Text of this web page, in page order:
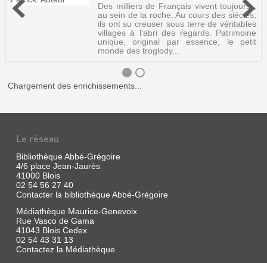
Des milliers de Français vivent toujours ,
au sein de la roche. Au cours des siècles,
ils ont su creuser sous terre de véritables
villages à l'abri des regards. Patrimoine
unique, original par essence, le petit
monde des troglody...
VOYAGE
DANS
LA
FRANCE
Chargement des enrichissements...
Le réseau
Bibliothèque Abbé-Grégoire
4/6 place Jean-Jaurès
41000 Blois
02 54 56 27 40
Contacter la bibliothèque Abbé-Grégoire
Médiathèque Maurice-Genevoix
Rue Vasco de Gama
41043 Blois Cedex
02 54 43 31 13
Contactez la Médiathèque